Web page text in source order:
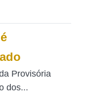
Provisória
dos...